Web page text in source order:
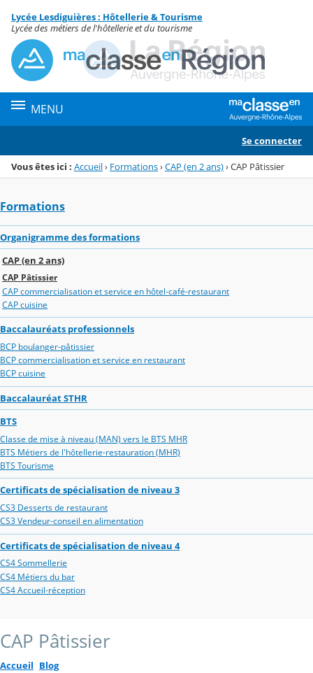
Menu de la rubrique
Contenu
Lycée Lesdiguières : Hôtellerie & Tourisme
Lycée des métiers de l'hôtellerie et du tourisme
MENU
Se connecter
Vous êtes ici : Accueil› Formations›CAP (en 2 ans)›CAP Pâtissier
Formations
Organigramme des formations
CAP (en 2 ans)
CAP Pâtissier
CAP commercialisation et service en hôtel-café-restaurant
CAP cuisine
Baccalauréats professionnels
BCP boulanger-pâtissier
BCP commercialisation et service en restaurant
BCP cuisine
Baccalauréat STHR
BTS
Classe de mise à niveau (MAN) vers le BTS MHR
BTS Métiers de l'hôtellerie-restauration (MHR)
BTS Tourisme
Certificats de spécialisation de niveau 3
CS3 Desserts de restaurant
CS3 Vendeur-conseil en alimentation
Certificats de spécialisation de niveau 4
CS4 Sommellerie
CS4 Métiers du bar
CS4 Accueil-réception
CAP Pâtissier
Accueil Blog